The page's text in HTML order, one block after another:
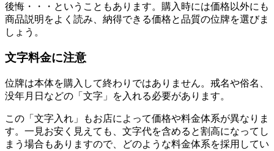
後悔・・・ということもあります。購入時には価格以外にも
商品説明をよく読み、納得できる価格と品質の位牌を選びま
しょう。
文字料金に注意
位牌は本体を購入して終わりではありません。戒名や俗名、
没年月日などの「文字」を入れる必要があります。
この「文字入れ」もお店によって価格や料金体系が異なりま
す。一見お安く見えても、文字代を含めると割高になってし
まう場合もありますので、どのような料金体系を採用してい